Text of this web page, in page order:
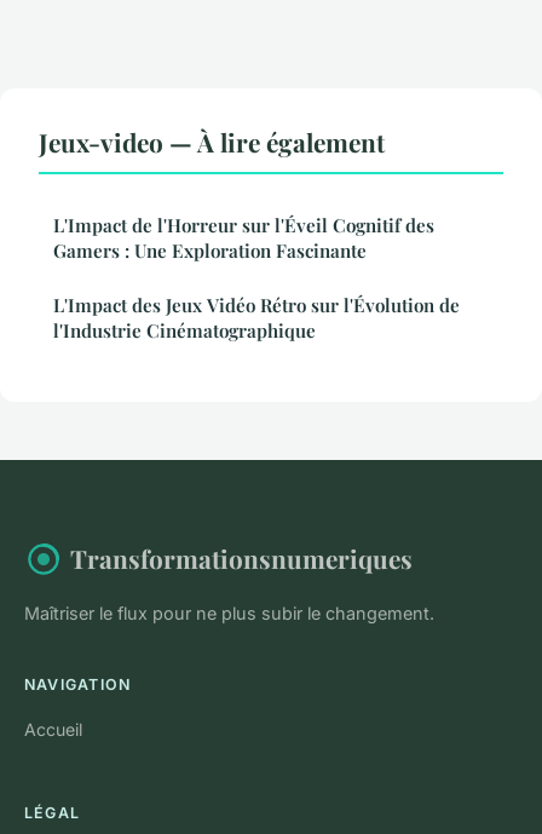
Jeux-video — À lire également
L'Impact de l'Horreur sur l'Éveil Cognitif des
Gamers : Une Exploration Fascinante
L'Impact des Jeux Vidéo Rétro sur l'Évolution de
l'Industrie Cinématographique
Transformationsnumeriques
Maîtriser le flux pour ne plus subir le changement.
NAVIGATION
Accueil
LÉGAL